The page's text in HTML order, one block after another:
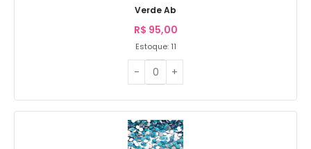
Verde Ab
R$ 95,00
Estoque: 11